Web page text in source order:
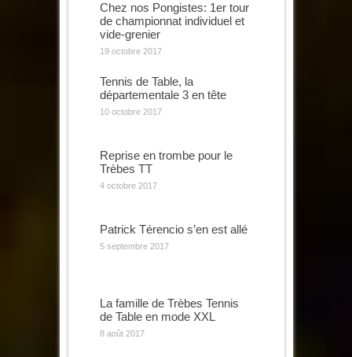
Chez nos Pongistes: 1er tour
de championnat individuel et
vide-grenier
19 octobre 2017
Tennis de Table, la
départementale 3 en tête
10 octobre 2017
Reprise en trombe pour le
Trèbes TT
4 octobre 2017
Patrick Térencio s’en est allé
5 septembre 2017
La famille de Trèbes Tennis
de Table en mode XXL
8 août 2017